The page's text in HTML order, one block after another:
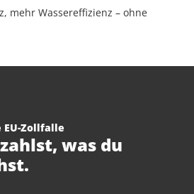
mehr Wassereffizienz – ohne
EU-Zollfalle
was du